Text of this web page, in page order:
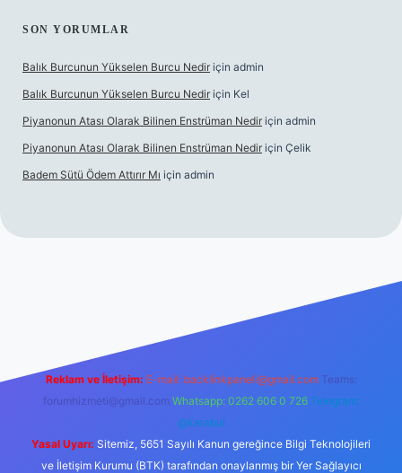
SON YORUMLAR
Balık Burcunun Yükselen Burcu Nedir için admin
Balık Burcunun Yükselen Burcu Nedir için Kel
Piyanonun Atası Olarak Bilinen Enstrüman Nedir için admin
Piyanonun Atası Olarak Bilinen Enstrüman Nedir için Çelik
Badem Sütü Ödem Attırır Mı için admin
Reklam ve İletişim: E-mail: backlinkpaneli@gmail.com Teams:
forumhizmeti@gmail.com Whatsapp: 0262 606 0 726 Telegram:
@karabul
Yasal Uyarı: Sitemiz, 5651 Sayılı Kanun gereğince Bilgi Teknolojileri
ve İletişim Kurumu (BTK) tarafından onaylanmış bir Yer Sağlayıcı